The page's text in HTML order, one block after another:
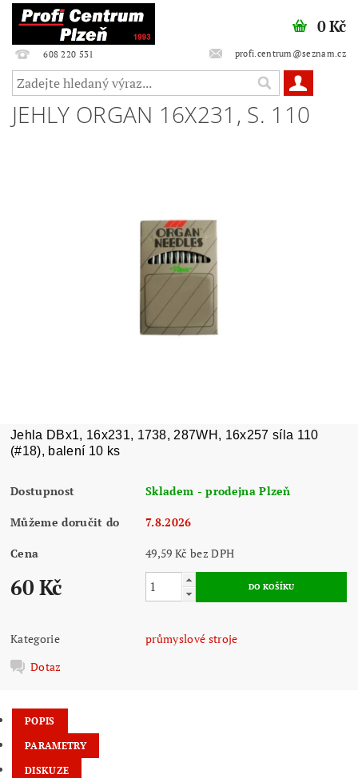
608 220 531 profi.centrum@seznam.cz
0 Kč
JEHLY ORGAN 16X231, S. 110
Jehla DBx1, 16x231, 1738, 287WH, 16x257 síla 110
(#18), balení 10 ks
Dostupnost Skladem - prodejna Plzeň
Můžeme doručit do 7.8.2026
Cena 49,59 Kč bez DPH
60 Kč
Kategorie
průmyslové stroje
Dotaz
POPIS
PARAMETRY
DISKUZE